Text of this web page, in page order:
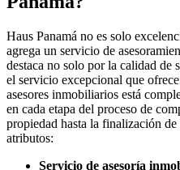
Haus Panamá no es solo
agrega un servicio de
destaca no solo por la calidad de
el servicio excepcional que
asesores inmobiliarios está
en cada etapa del proceso de
propiedad hasta la finalización
atributos:
Servicio de asesoría